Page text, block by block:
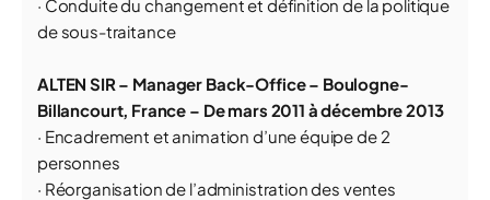
· Conduite du changement et définition de la politique
de sous-traitance
ALTEN SIR – Manager Back-Office – Boulogne-
Billancourt, France – De mars 2011 à décembre 2013
· Encadrement et animation d’une équipe de 2
personnes
· Réorganisation de l’administration des ventes